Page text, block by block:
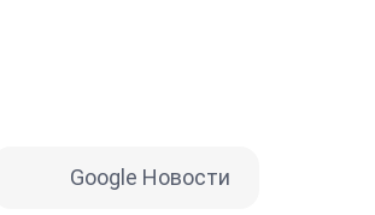
Google Новости